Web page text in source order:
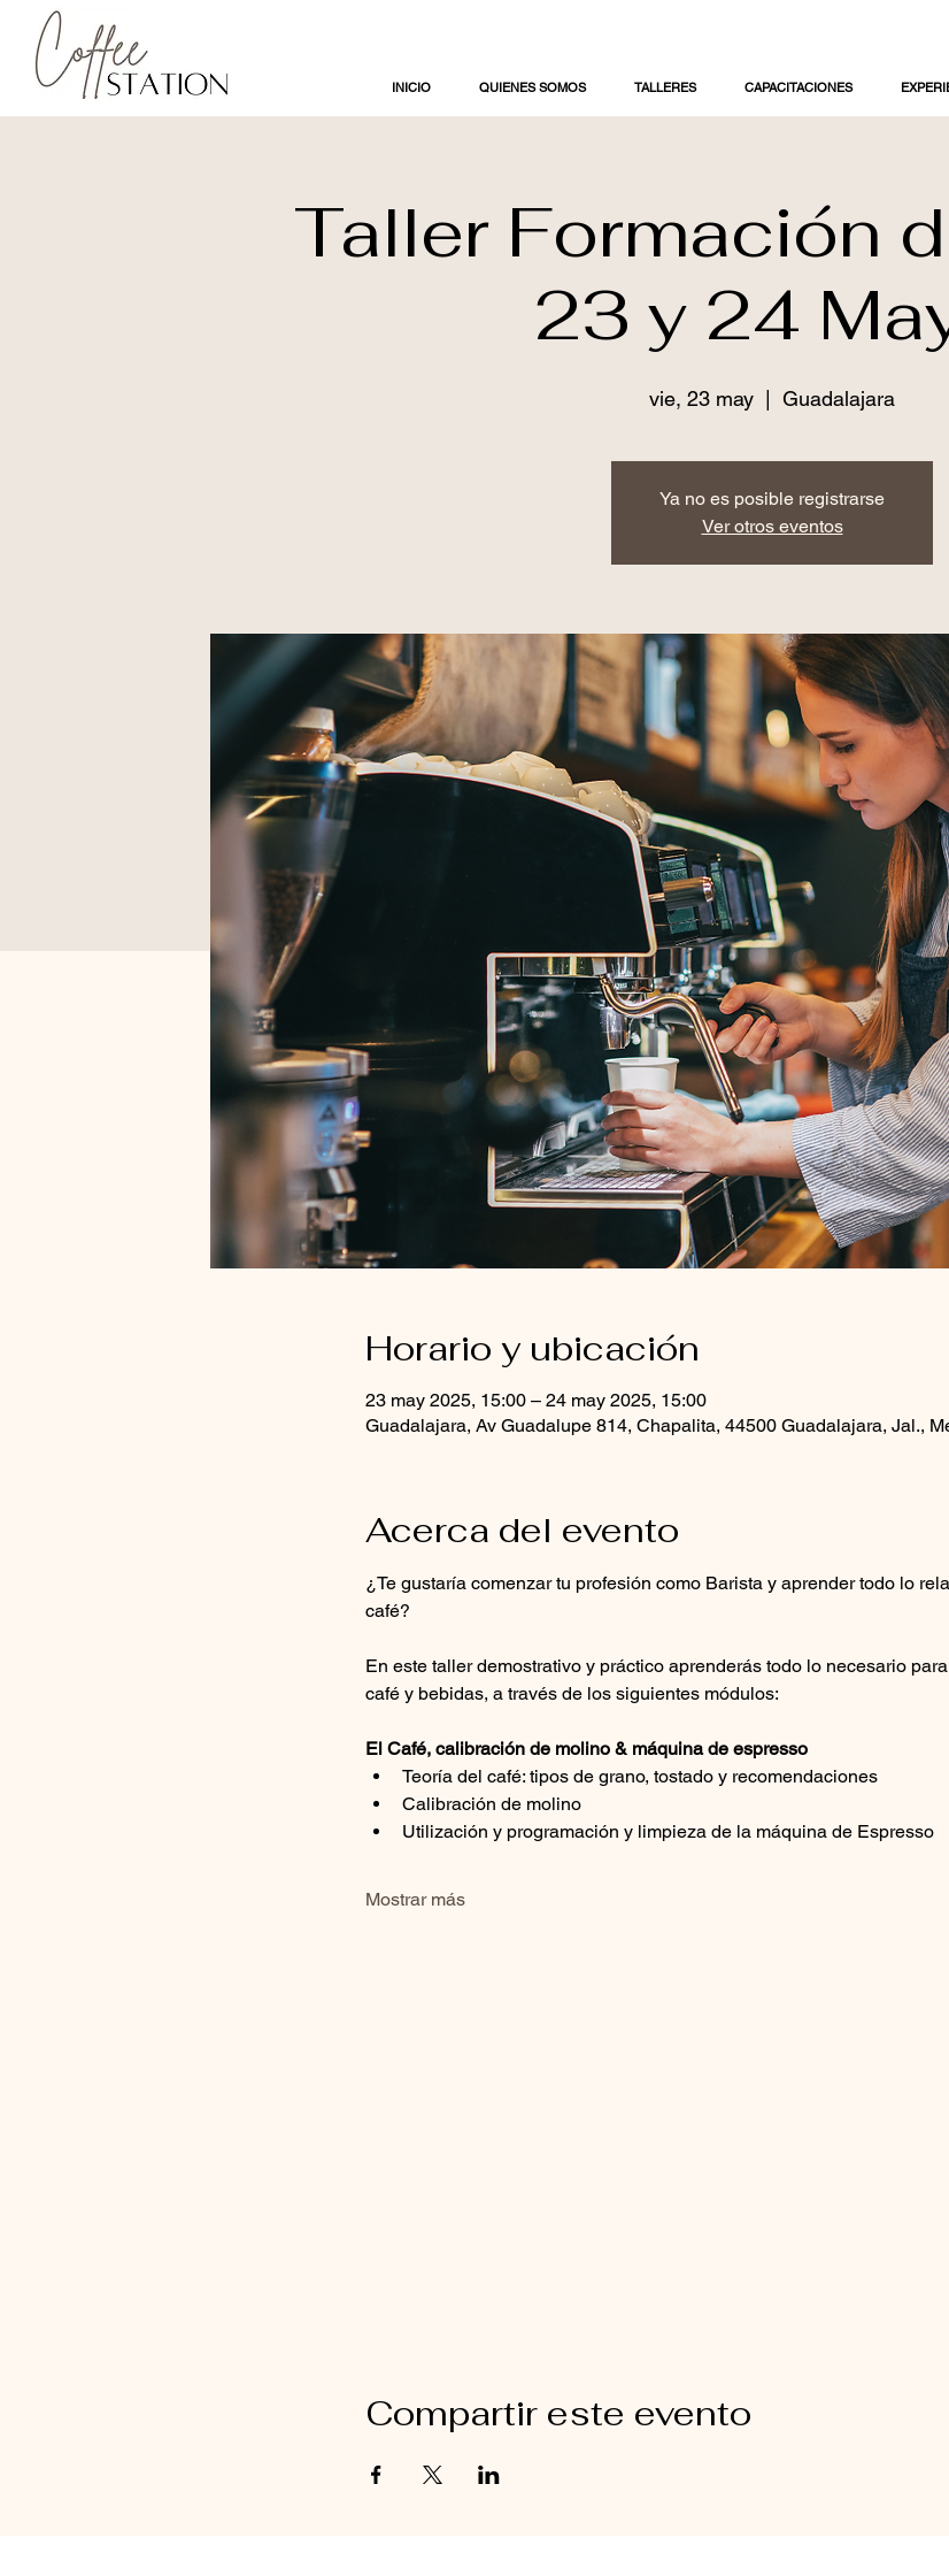
INICIO QUIENES SOMOS TALLERES CAPACITACIONES
Taller Formación
23 y 24
vie, 23 may
  |
Guadalajara
Ya no es posible registrarse
Ver otros eventos
Horario y ubicación
23 may 2025, 15:00 – 24 may 2025, 15:00
Guadalajara, Av Guadalupe 814, Chapalita, 44500 Guadalajara, Jal.,
Acerca del evento
¿Te gustaría comenzar tu profesión como Barista y aprender todo lo
café?
En este taller demostrativo y práctico aprenderás todo lo necesario
café y bebidas, a través de los siguientes módulos:
El Café, calibración de molino & máquina de espresso
Teoría del café: tipos de grano, tostado y recomendaciones
Calibración de molino
Utilización y programación y limpieza de la máquina de Espresso
Mostrar más
Compartir este evento